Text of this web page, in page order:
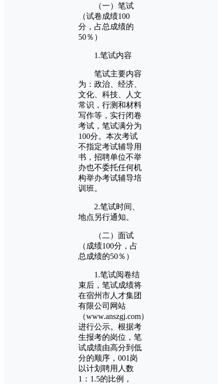
（一）笔试
（试卷成绩100
分，占总成绩的
50％）
1.笔试内容
笔试主要内容
为：政治、经济、
文化、科技、人文
常识，行测和材料
写作等，实行闭卷
考试，笔试满分为
100分。本次考试
不指定考试辅导用
书，招聘单位不举
办也不委托任何机
构举办考试辅导培
训班。
2.笔试时间、
地点另行通知。
（二）面试
（成绩100分，占
总成绩的50％）
1.笔试阅卷结
束后，笔试成绩将
在宿州市人才集团
有限公司网站
（www.anszgj.com）
进行公示。根据考
生报考的岗位，笔
试成绩由高分到低
分的顺序，001岗
以计划聘用人数
1：1.5的比例，